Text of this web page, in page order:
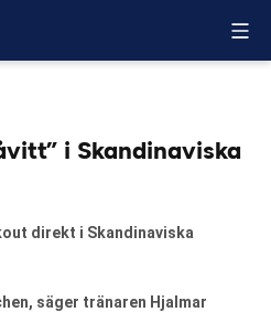
i Skandinaviska
direkt i Skandinaviska
säger tränaren Hjalmar